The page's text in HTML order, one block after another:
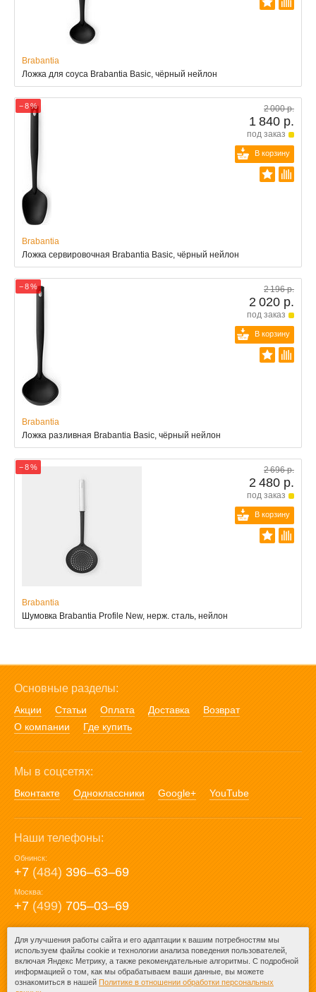
Brabantia
Ложка для соуса Brabantia Basic, чёрный нейлон
− 8 % 2 000 р.
1 840 р.
под заказ
В корзину
Brabantia
Ложка сервировочная Brabantia Basic, чёрный нейлон
− 8 % 2 196 р.
2 020 р.
под заказ
В корзину
Brabantia
Ложка разливная Brabantia Basic, чёрный нейлон
− 8 % 2 696 р.
2 480 р.
под заказ
В корзину
Brabantia
Шумовка Brabantia Profile New, нерж. сталь, нейлон
Основные разделы:
Акции Статьи Оплата Доставка
Возврат
О компании
Где купить
Мы в соцсетях:
Вконтакте Одноклассники Google+ YouTube
Наши телефоны:
Обнинск:
+7 (484) 396‒63‒69
Москва:
+7 (499) 705‒03‒69
E-mail:
mail@posuda40.ru
Для улучшения работы сайта и его адаптации к вашим потребностям мы
используем файлы cookie и технологии анализа поведения пользователей,
включая Яндекс Метрику, а также рекомендательные алгоритмы. С подробной
информацией о том, как мы обрабатываем ваши данные, вы можете
ознакомиться в нашей Политике в отношении обработки персональных